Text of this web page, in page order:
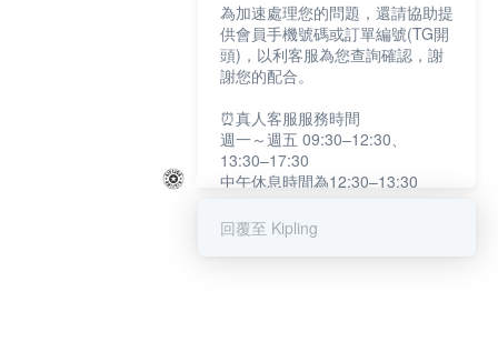
為加速處理您的問題，還請協助提
供會員手機號碼或訂單編號(TG開
頭)，以利客服為您查詢確認，謝
謝您的配合。
⏰真人客服服務時間
週一～週五 09:30–12:30、
13:30–17:30
中午休息時間為12:30–13:30
提醒您：系統會自動已讀訊息，如
回覆至 Kipling